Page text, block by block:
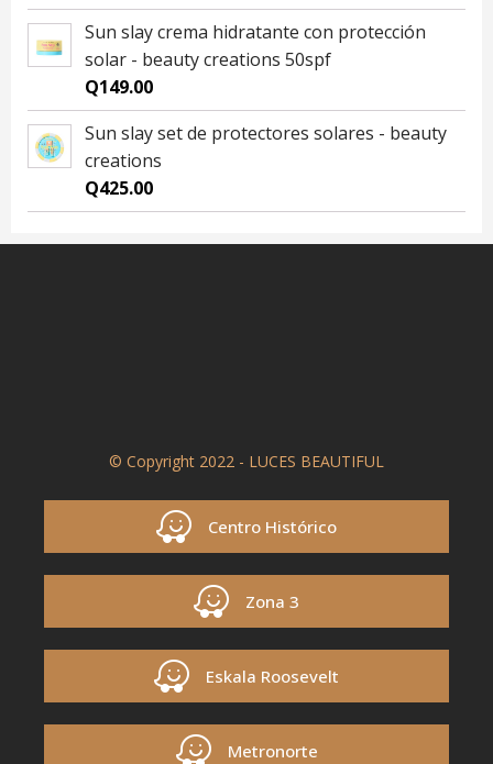
Sun slay crema hidratante con protección
solar - beauty creations 50spf
Q149.00
Sun slay set de protectores solares - beauty
creations
Q425.00
© Copyright 2022 - LUCES BEAUTIFUL
Centro Histórico
Zona 3
Eskala Roosevelt
Metronorte